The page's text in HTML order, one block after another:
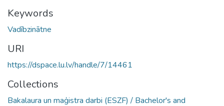
Keywords
Vadībzinātne
URI
https://dspace.lu.lv/handle/7/14461
Collections
Bakalaura un maģistra darbi (ESZF) / Bachelor's and